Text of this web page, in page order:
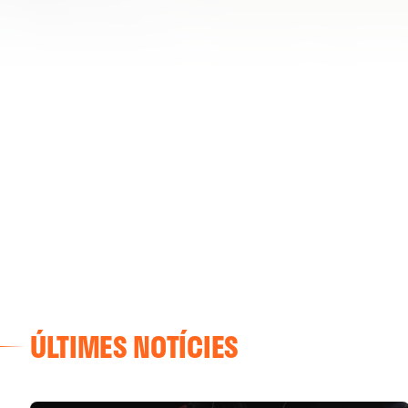
ÚLTIMES NOTÍCIES